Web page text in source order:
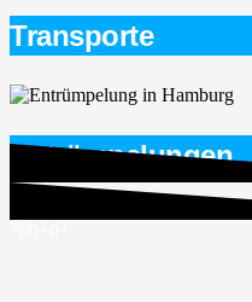
Transporte
Entrümpelungen